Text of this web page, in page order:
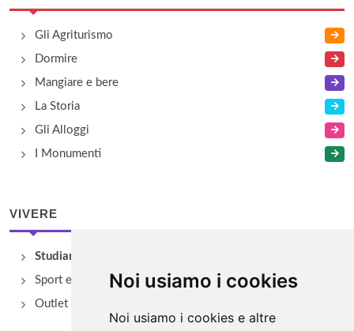
Noi usiamo i cookies
Noi usiamo i cookies e altre
Gli Agriturismo
Dormire
Mangiare e bere
La Storia
Gli Alloggi
I Monumenti
VIVERE
Studiare
Sport e Benessere
Outlet e spacci aziendali